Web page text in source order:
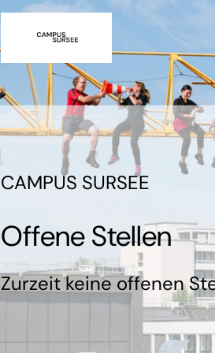
CAMPUS SURSEE
Offene Stellen
Zurzeit keine offenen